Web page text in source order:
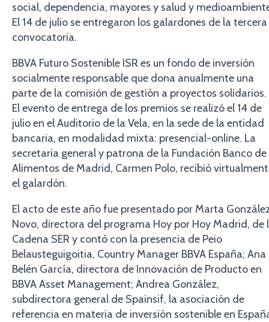
social, dependencia, mayores y salud y
El 14 de julio se entregaron los galardones de la tercera
convocatoria.
BBVA Futuro Sostenible ISR es un fondo de inversión
socialmente responsable que dona anualmente una
parte de la comisión de gestión a proyectos solidarios.
El evento de entrega de los premios se realizó el 14 de
julio en el Auditorio de la Vela, en la sede de la entidad
bancaria, en modalidad mixta: presencial-online. La
secretaria general y patrona de la Fundación Banco de
Alimentos de Madrid, Carmen Polo, recibió
el galardón.
El acto de este año fue presentado por Marta
Novo, directora del programa Hoy por Hoy Madrid, de
Cadena SER y contó con la presencia de Peio
Belausteguigoitia, Country Manager BBVA España; Ana
Belén García, directora de Innovación de Producto en
BBVA Asset Management; Andrea González,
subdirectora general de Spainsif, la asociación de
referencia en materia de inversión sostenible en